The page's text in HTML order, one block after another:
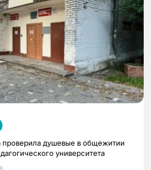
проверила душевые в общежитии
университета